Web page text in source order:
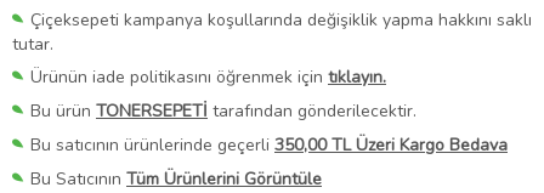
Çiçeksepeti kampanya koşullarında değişiklik yapma hakkını saklı
tutar.
Ürünün iade politikasını öğrenmek için tıklayın.
Bu ürün TONERSEPETİ tarafından gönderilecektir.
Bu satıcının ürünlerinde geçerli 350,00 TL Üzeri Kargo Bedava
Bu Satıcının Tüm Ürünlerini Görüntüle